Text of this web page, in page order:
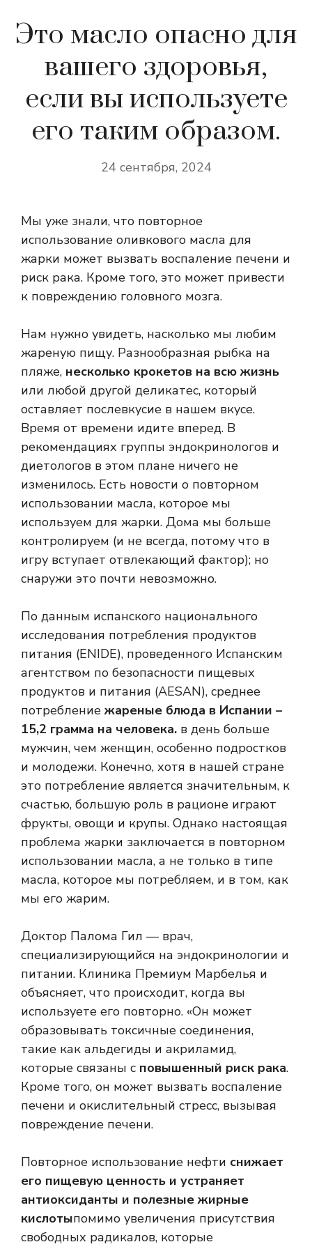
Это масло опасно для
вашего здоровья,
если вы используете
его таким образом.
24 сентября, 2024
Мы уже знали, что повторное
использование оливкового масла для
жарки может вызвать воспаление печени и
риск рака. Кроме того, это может привести
к повреждению головного мозга.
Нам нужно увидеть, насколько мы любим
жареную пищу. Разнообразная рыбка на
пляже, несколько крокетов на всю жизнь
или любой другой деликатес, который
оставляет послевкусие в нашем вкусе.
Время от времени идите вперед. В
рекомендациях группы эндокринологов и
диетологов в этом плане ничего не
изменилось. Есть новости о повторном
использовании масла, которое мы
используем для жарки. Дома мы больше
контролируем (и не всегда, потому что в
игру вступает отвлекающий фактор); но
снаружи это почти невозможно.
По данным испанского национального
исследования потребления продуктов
питания (ENIDE), проведенного Испанским
агентством по безопасности пищевых
продуктов и питания (AESAN), среднее
потреблениежареные блюда в Испании –
15,2 грамма на человека. в день больше
мужчин, чем женщин, особенно подростков
и молодежи. Конечно, хотя в нашей стране
это потребление является значительным, к
счастью, большую роль в рационе играют
фрукты, овощи и крупы. Однако настоящая
проблема жарки заключается в повторном
использовании масла, а не только в типе
масла, которое мы потребляем, и в том, как
мы его жарим.
Доктор Палома Гил — врач,
специализирующийся на эндокринологии и
питании. Клиника Премиум Марбелья и
объясняет, что происходит, когда вы
используете его повторно. «Он может
образовывать токсичные соединения,
такие как альдегиды и акриламид,
которые связаны с повышенный риск рака.
Кроме того, он может вызвать воспаление
печени и окислительный стресс, вызывая
повреждение печени.
Повторное использование нефти снижает
его пищевую ценность и устраняет
антиоксиданты и полезные жирные
кислотыпомимо увеличения присутствия
свободных радикалов, которые